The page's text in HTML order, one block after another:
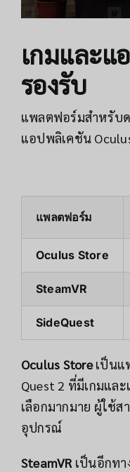
เกมและ
รองรับ
แพลตฟอร์มสำหรับ
แอปพลิเคชัน
แพลตฟอร์ม
Oculus Store
SteamVR
SideQuest
Oculus Storeเป็นแ
Quest 2 ที่มีเกมแล
เลือกมากมาย ผู้ใช้ส
อุปกรณ์
SteamVR เป็นอีกทา